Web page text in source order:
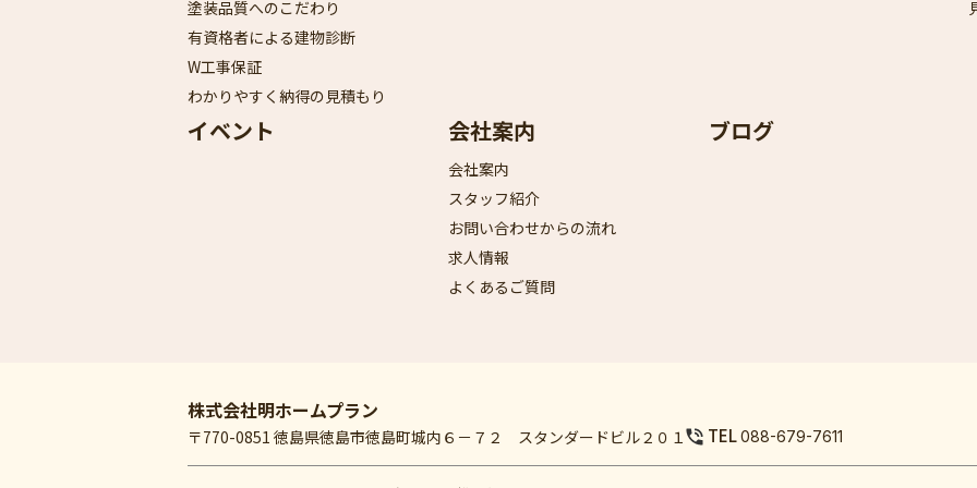
塗装品質へのこだわり
有資格者による建物診断
W工事保証
わかりやすく納得の見積もり
イベント 会社案内
会社案内
スタッフ紹介
お問い合わせからの流れ
求人情報
よくあるご質問
ブログ
株式会社明ホームプラン
〒770-0851 徳島県徳島市徳島町城内６－７２ スタンダードビル２０１ TEL088-679-7611